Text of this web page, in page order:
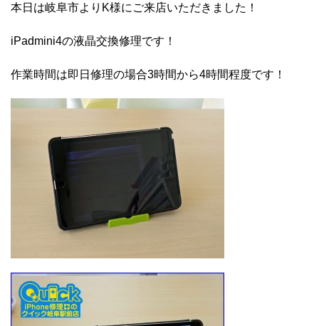
本日は岐阜市よりK様にご来店いただきました！
iPadmini4の液晶交換修理です！
作業時間は即日修理の場合3時間から4時間程度です！